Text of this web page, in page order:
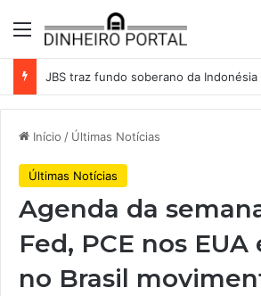
Menu
Início / Últimas Notícias
Últimas Notícias
Agenda da
Fed, PCE nos EUA
no Brasil